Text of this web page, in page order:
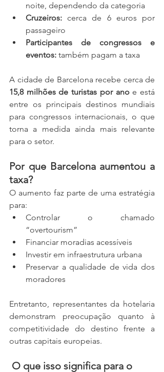
noite, dependendo da categoria
Cruzeiros: cerca de 6 euros por
passageiro
Participantes de congressos e
eventos: também pagam a taxa
15,8 milhões de turistas por ano e está
entre os principais destinos mundiais
para congressos internacionais, o que
torna a medida ainda mais relevante
para o setor.
Por que Barcelona aumentou a
taxa?
O aumento faz parte de uma estratégia
para:
Controlar o chamado
“overtourism”
Financiar moradias acessíveis
Investir em infraestrutura urbana
Preservar a qualidade de vida dos
moradores
Entretanto, representantes da hotelaria
demonstram preocupação quanto à
competitividade do destino frente a
outras capitais europeias.
O que isso significa para o